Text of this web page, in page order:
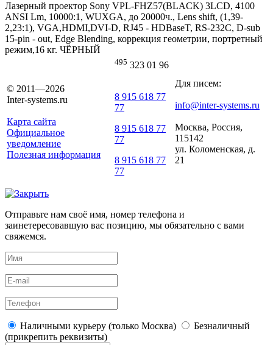
Лазерный проектор Sony VPL-FHZ57(BLACK) 3LCD, 4100
ANSI Lm, 10000:1, WUXGA, до 20000ч., Lens shift, (1,39-
2,23:1), VGA,HDMI,DVI-D, RJ45 - HDBaseT, RS-232C, D-sub
15-pin - out, Edge Blending, коррекция геометрии, портретный
режим,16 кг. ЧЁРНЫЙ
© 2011—2026
Inter-systems.ru
Карта сайта
Официальное
уведомление
Полезная информация
495 323 01 96
8 915 618 77
77
8 915 618 77
77
8 915 618 77
77
Для писем:
info@inter-systems.ru
Москва, Россия,
115142
ул. Коломенская, д.
21
Отправьте нам своё имя, номер телефона и
заинетересовавшую вас позицию, мы обязательно с вами
свяжемся.
Наличными курьеру (только Москва)
Безналичный
(прикрепить реквизиты)